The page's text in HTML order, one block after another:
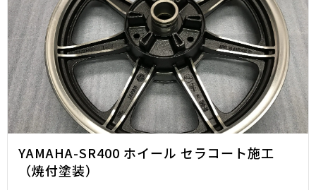
YAMAHA-SR400 ホイール セラコート施工
（焼付塗装）